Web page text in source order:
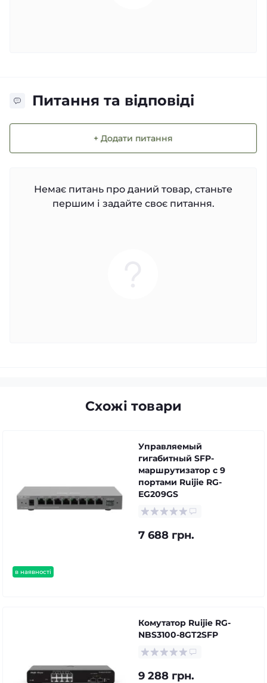
Питання та відповіді
+ Додати питання
Немає питань про даний товар, станьте
першим і задайте своє питання.
Схожі товари
в наявності
Управляемый
гигабитный SFP-
маршрутизатор с 9
портами Ruijie RG-
EG209GS
7 688 грн.
Комутатор Ruijie RG-
NBS3100-8GT2SFP
9 288 грн.